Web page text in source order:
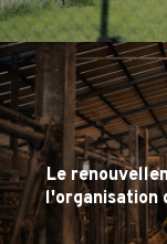
Le
l'organisation